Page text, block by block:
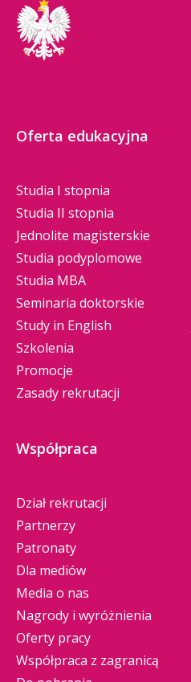
Oferta edukacyjna
Studia I stopnia
Studia II stopnia
Jednolite magisterskie
Studia podyplomowe
Studia MBA
Seminaria doktorskie
Study in English
Szkolenia
Promocje
Zasady rekrutacji
Współpraca
Dział rekrutacji
Partnerzy
Patronaty
Dla mediów
Media o nas
Nagrody i wyróżnienia
Oferty pracy
Współpraca z zagranicą